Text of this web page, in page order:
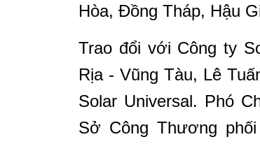
Hòa, Đồng Tháp, Hậu
Trao đổi với Công ty
Rịa - Vũng Tàu, Lê
Solar Universal. Phó
Sở Công Thương